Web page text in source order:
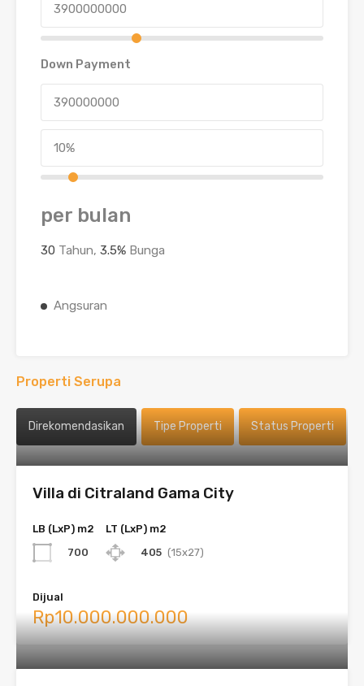
Down Payment
per bulan
30 Tahun, 3.5% Bunga
Angsuran
Properti Serupa
Direkomendasikan Tipe Properti Status Properti
Villa di Citraland Gama City
LB (LxP) m2
700
LT (LxP) m2
405 (15x27)
Dijual
Rp10.000.000.000